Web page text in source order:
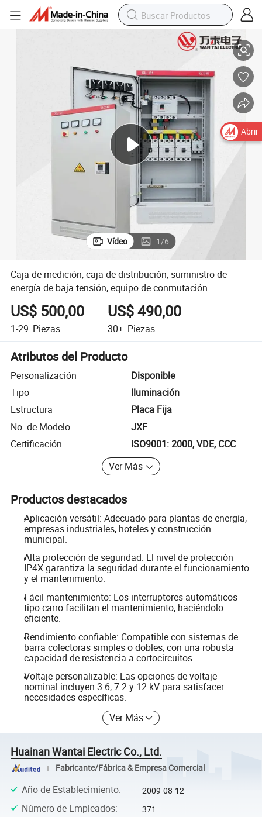
Caja de medición, caja de distribución, suministro de energía de baja
Vídeo 1/6
Caja de medición, caja de distribución, suministro de
energía de baja tensión, equipo de conmutación
US$ 500,00
1-29 Piezas
US$ 490,00
30+ Piezas
Atributos del Producto
Personalización
Disponible
Tipo
Iluminación
Estructura
Placa Fija
No. de Modelo.
JXF
Certificación
ISO9001: 2000, VDE, CCC
Ver Más
Productos destacados
Aplicación versátil: Adecuado para plantas de energía,
empresas industriales, hoteles y construcción
municipal.
Alta protección de seguridad: El nivel de protección
IP4X garantiza la seguridad durante el funcionamiento
y el mantenimiento.
Fácil mantenimiento: Los interruptores automáticos
tipo carro facilitan el mantenimiento, haciéndolo
eficiente.
Rendimiento confiable: Compatible con sistemas de
barra colectoras simples o dobles, con una robusta
capacidad de resistencia a cortocircuitos.
Voltaje personalizable: Las opciones de voltaje
nominal incluyen 3.6, 7.2 y 12 kV para satisfacer
necesidades específicas.
Ver Más
Huainan Wantai Electric Co., Ltd.
Fabricante/Fábrica & Empresa Comercial
Año de Establecimiento: 2009-08-12
Número de Empleados: 371
Abrir